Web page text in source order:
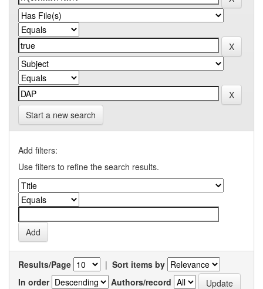
Start a new search
Add filters:
Use filters to refine the search results.
Results/Page | Sort items by
In order
Authors/record